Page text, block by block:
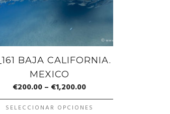
BAJA CALIFORNIA.
MEXICO
€200.00– €1,200.00
SELECCIONAR OPCIONES